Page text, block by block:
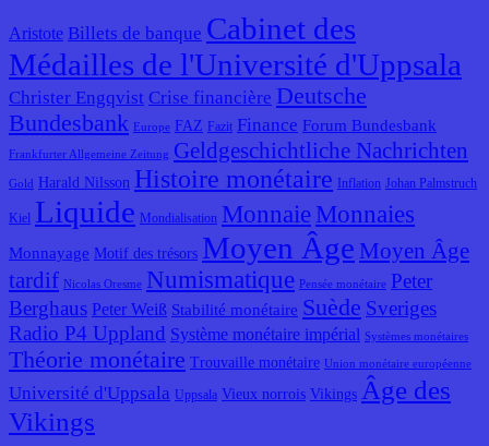
Aristote Billets de banque Cabinet des
Médailles de l'Université d'Uppsala
Christer Engqvist Crise financière Deutsche
Bundesbank
Europe FAZ Fazit Finance Forum Bundesbank
Frankfurter Allgemeine Zeitung Geldgeschichtliche Nachrichten
Gold Harald Nilsson Histoire monétaire Inflation Johan Palmstruch
Kiel Liquide Mondialisation Monnaie Monnaies
Monnayage Motif des trésors Moyen Âge Moyen Âge
tardif Nicolas Oresme Numismatique Pensée monétaire Peter
Berghaus Peter Weiß Stabilité monétaire Suède Sveriges
Radio P4 Uppland Système monétaire impérial Systèmes monétaires
Théorie monétaire Trouvaille monétaire Union monétaire européenne
Université d'Uppsala Uppsala Vieux norrois Vikings Âge des
Vikings